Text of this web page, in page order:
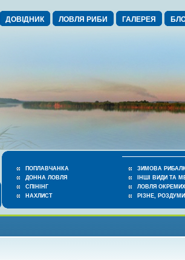
ДОВІДНИК ЛОВЛЯ РИБИ ГАЛЕРЕЯ
ПОПЛАВЧАНКА
ДОННА ЛОВЛЯ
СПІНІНГ
НАХЛИСТ
ЗИМОВА
ІНШІ ВИДИ ТА
ЛОВЛЯ
РІЗНЕ,